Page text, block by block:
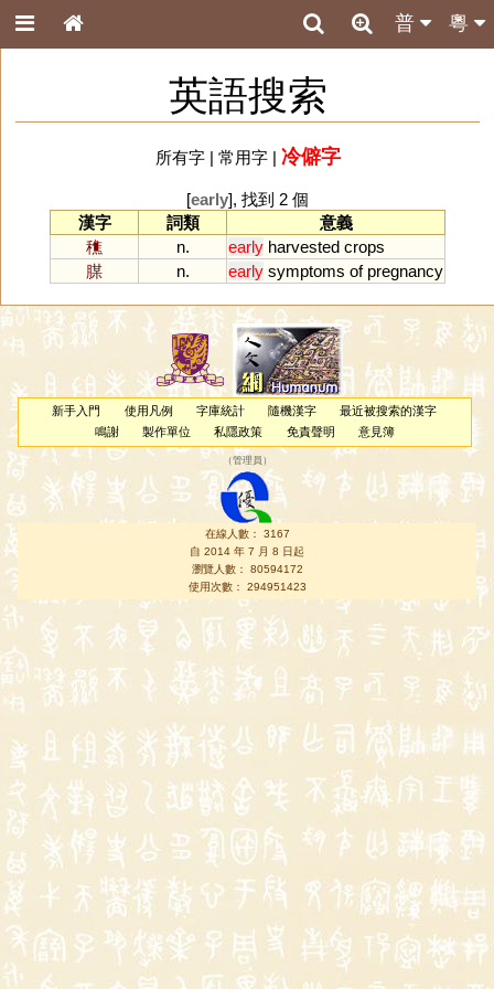
粵
普
英語搜索
所有字| 常用字| 冷僻字
[early], 找到 2 個
漢字
詞類
意義
穛
n. early harvested crops
腜
n. early symptoms of pregnancy
新手入門 使用凡例 字庫統計 隨機漢字
最近被搜索的漢字
鳴謝
製作單位 私隱政策 免責聲明 意見簿
（管理員 ）
在線人數： 3167
自 2014 年 7 月 8 日起
瀏覽人數： 80594172
使用次數： 294951423